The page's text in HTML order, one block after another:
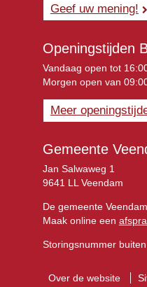
Geef uw mening!
Openingstijden
Vandaag open tot
Morgen open van
Meer
Gemeente
Jan Salwaweg 1
9641 LL Veendam
De gemeente
Maak online een
Storingsnummer
Over de website